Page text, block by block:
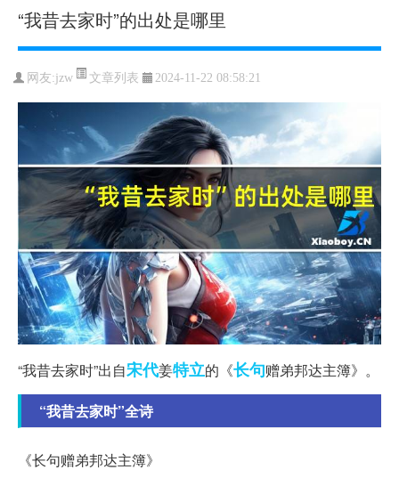
“我昔去家时”的出处是哪里
网友:jzw 文章列表 2024-11-22 08:58:21
“我昔去家时”出自宋代姜特立的《长句赠弟邦达主簿》。
“我昔去家时”全诗
《长句赠弟邦达主簿》